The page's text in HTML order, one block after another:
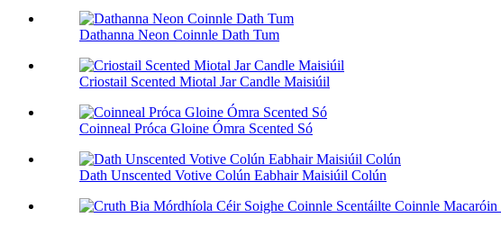
Dathanna Neon Coinnle Dath Tum
Criostail Scented Miotal Jar Candle Maisiúil
Coinneal Próca Gloine Ómra Scented Só
Dath Unscented Votive Colún Eabhair Maisiúil Colún